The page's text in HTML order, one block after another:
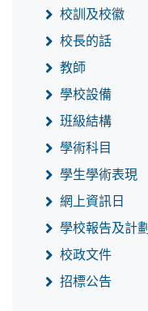
校訓及校徽
校長的話
教師
學校設備
班級結構
學術科目
學生學術表現
網上資訊日
學校報告及計劃
校政文件
招標公告